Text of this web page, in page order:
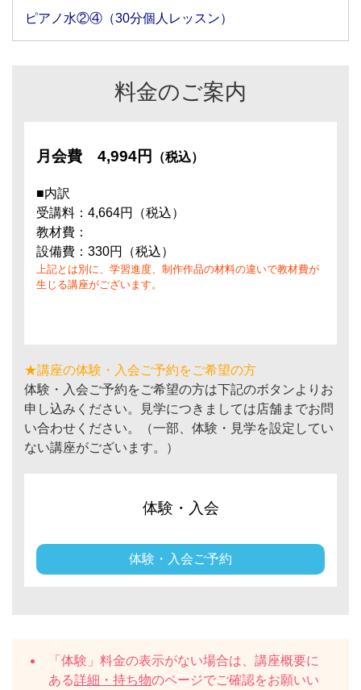
ピアノ水②④（30分個人レッスン）
料金のご案内
月会費 4,994円 （税込）
■内訳
受講料：4,664円（税込）
教材費：
設備費：330円（税込）
上記とは別に、学習進度、制作作品の材料の違いで教材費が
生じる講座がございます。
★講座の体験・入会ご予約をご希望の方
体験・入会ご予約をご希望の方は下記のボタンよりお
申し込みください。見学につきましては店舗までお問
い合わせください。（一部、体験・見学を設定してい
ない講座がございます。）
体験・入会
体験・入会ご予約
「体験」料金の表示がない場合は、講座概要に
ある詳細・持ち物のページでご確認をお願いい